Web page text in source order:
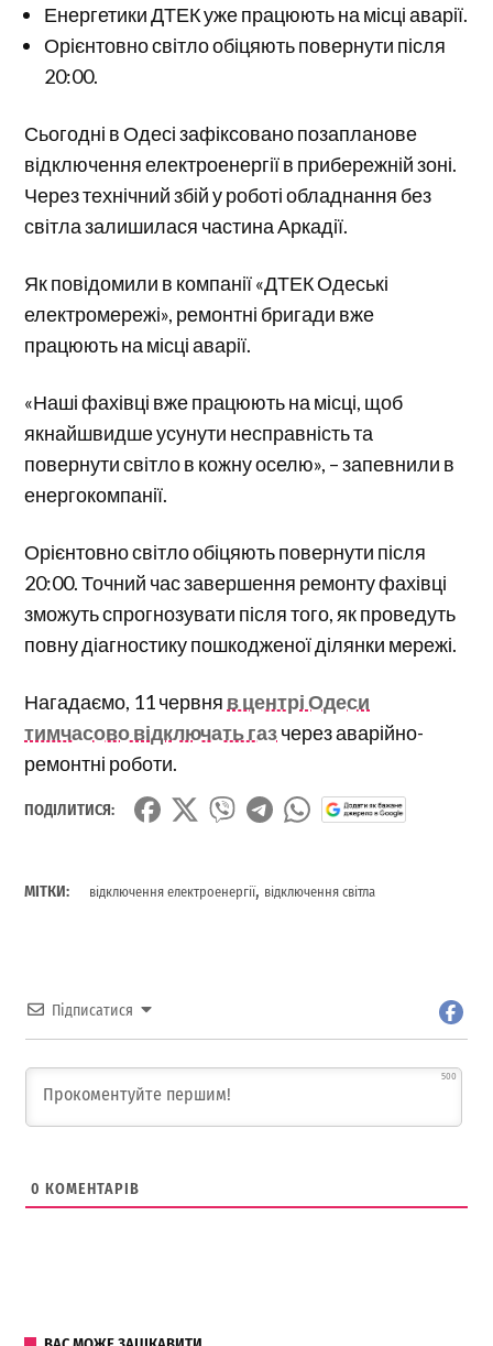
Енергетики ДТЕК уже працюють на місці аварії.
Орієнтовно світло обіцяють повернути після
20:00.
Сьогодні в Одесі зафіксовано позапланове
відключення електроенергії в прибережній зоні.
Через технічний збій у роботі обладнання без
світла залишилася частина Аркадії.
Як повідомили в компанії «ДТЕК Одеські
електромережі», ремонтні бригади вже
працюють на місці аварії.
«Наші фахівці вже працюють на місці, щоб
якнайшвидше усунути несправність та
повернути світло в кожну оселю», – запевнили в
енергокомпанії.
Орієнтовно світло обіцяють повернути після
20:00. Точний час завершення ремонту фахівці
зможуть спрогнозувати після того, як проведуть
повну діагностику пошкодженої ділянки мережі.
Нагадаємо, 11 червня в центрі Одеси
тимчасово відключать газчерез аварійно-
ремонтні роботи.
ПОДІЛИТИСЯ:
МІТКИ: відключення електроенергії, відключення світла
Підписатися
500
0 КОМЕНТАРІВ